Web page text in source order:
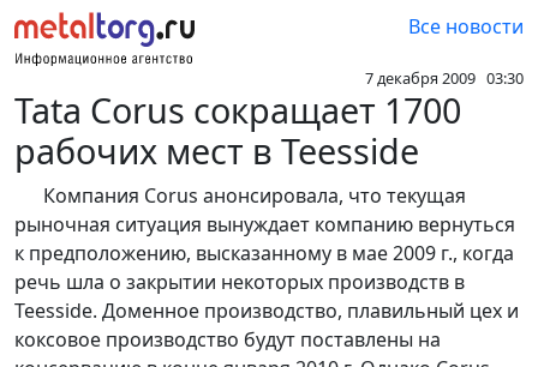
Все новости
7 декабря 2009 03:30
Tata Corus сокращает 1700
рабочих мест в Teesside
Компания Corus анонсировала, что текущая
рыночная ситуация вынуждает компанию вернуться
к предположению, высказанному в мае 2009 г., когда
речь шла о закрытии некоторых производств в
Teesside. Доменное производство, плавильный цех и
коксовое производство будут поставлены на